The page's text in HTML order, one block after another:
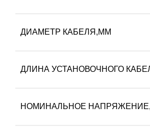
ДИАМЕТР КАБЕЛЯ,ММ
ДЛИНА УСТАНОВОЧНОГО
НОМИНАЛЬНОЕ